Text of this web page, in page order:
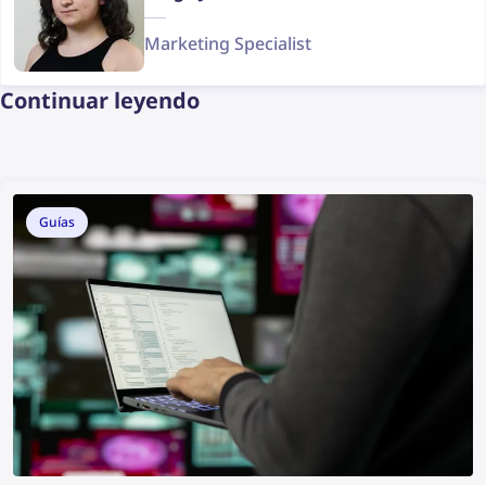
Marketing Specialist
Continuar leyendo
Guías